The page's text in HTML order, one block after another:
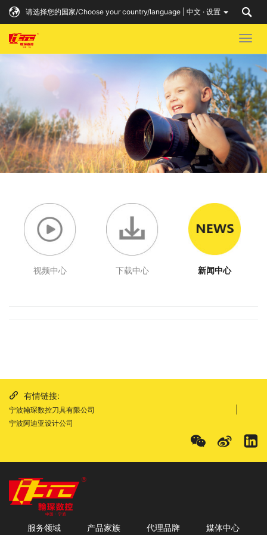
请选择您的国家/Choose your country/language | 中文 · 设置
视频中心 下载中心 新闻中心
有情链接:
宁波翰琛数控刀具有限公司
宁波阿迪亚设计公司
服务领域 产品家族 代理品牌
媒体中心